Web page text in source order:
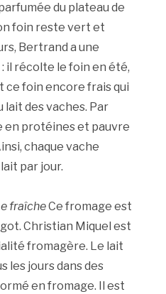
du plateau de
foin reste vert et
Bertrand a une
il récolte le foin en été,
ce foin encore frais qui
lait des vaches. Par
en protéines et pauvre
chaque vache
par jour.
fraîcheCe fromage est
Christian Miquel est
fromagère. Le lait
les jours dans des
en fromage. Il est